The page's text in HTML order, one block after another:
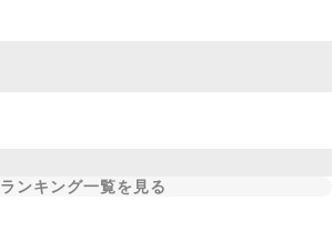
ランキング一覧を見る